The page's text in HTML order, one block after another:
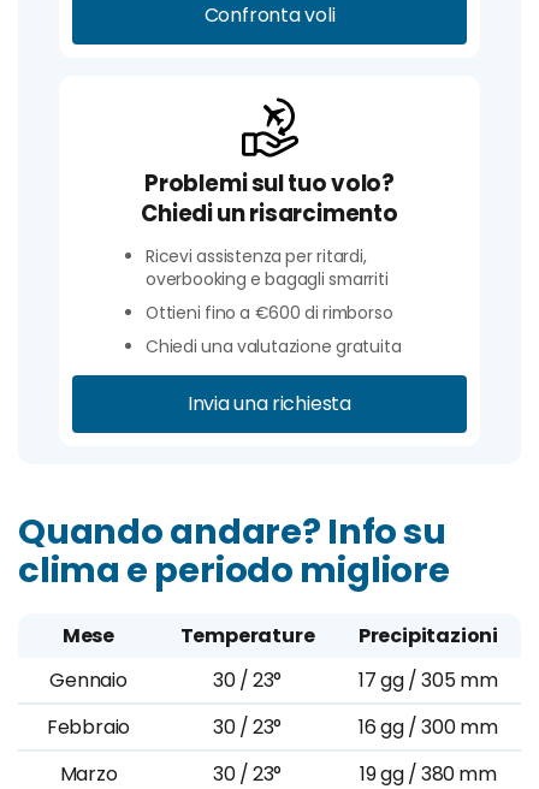
Confronta voli
Problemi sul tuo volo?
Chiedi un risarcimento
Ricevi assistenza per ritardi,
overbooking e bagagli smarriti
Ottieni fino a €600 di rimborso
Chiedi una valutazione gratuita
Invia una richiesta
Quando andare? Info su
clima e periodo migliore
Mese Temperature
Precipitazioni
Gennaio
30 / 23°
17 gg / 305 mm
Febbraio
30 / 23°
16 gg / 300 mm
Marzo
30 / 23°
19 gg / 380 mm